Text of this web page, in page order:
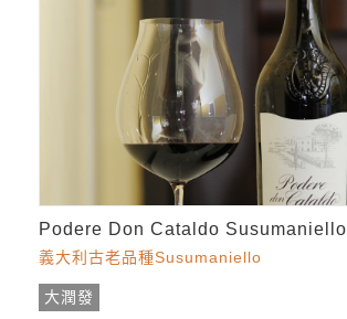
Podere Don Cataldo Susumaniello
義大利古老品種Susumaniello
大潤發